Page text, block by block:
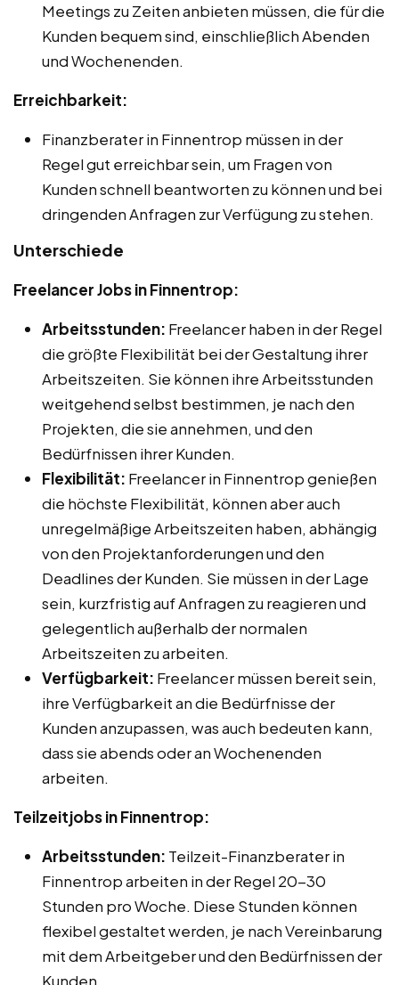
Meetings zu Zeiten anbieten müssen, die für die
Kunden bequem sind, einschließlich Abenden
und Wochenenden.
Erreichbarkeit:
Finanzberater in Finnentrop müssen in der
Regel gut erreichbar sein, um Fragen von
Kunden schnell beantworten zu können und bei
dringenden Anfragen zur Verfügung zu stehen.
Unterschiede
Freelancer Jobs in Finnentrop:
Arbeitsstunden: Freelancer haben in der Regel
die größte Flexibilität bei der Gestaltung ihrer
Arbeitszeiten. Sie können ihre Arbeitsstunden
weitgehend selbst bestimmen, je nach den
Projekten, die sie annehmen, und den
Bedürfnissen ihrer Kunden.
Flexibilität: Freelancer in Finnentrop genießen
die höchste Flexibilität, können aber auch
unregelmäßige Arbeitszeiten haben, abhängig
von den Projektanforderungen und den
Deadlines der Kunden. Sie müssen in der Lage
sein, kurzfristig auf Anfragen zu reagieren und
gelegentlich außerhalb der normalen
Arbeitszeiten zu arbeiten.
Verfügbarkeit: Freelancer müssen bereit sein,
ihre Verfügbarkeit an die Bedürfnisse der
Kunden anzupassen, was auch bedeuten kann,
dass sie abends oder an Wochenenden
arbeiten.
Teilzeitjobs in Finnentrop:
Arbeitsstunden: Teilzeit-Finanzberater in
Finnentrop arbeiten in der Regel 20-30
Stunden pro Woche. Diese Stunden können
flexibel gestaltet werden, je nach Vereinbarung
mit dem Arbeitgeber und den Bedürfnissen der
Kunden.